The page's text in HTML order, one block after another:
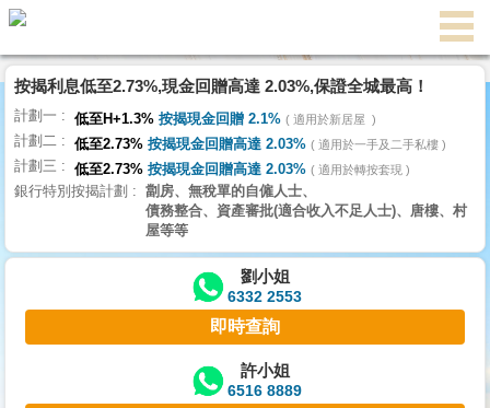
理
主
頁
搵
樓/
交
業
主
按揭利息低至2.73%,現金回贈高達 2.03%,保證全城最高！
計劃一 低至H+1.3% 按揭現金回贈 2.1% 適用於新居屋
計劃二 低至2.73% 按揭現金回贈高達 2.03% 適用於一手及二手私樓
計劃三 低至2.73% 按揭現金回贈高達 2.03% 適用於轉按套現
銀行特別按揭計劃
劏房、無稅單的自僱人士、
債務整合、資產審批(適合收入不足人士)、唐樓、村
屋等等
劉小姐
6332 2553
即時查詢
許小姐
6516 8889